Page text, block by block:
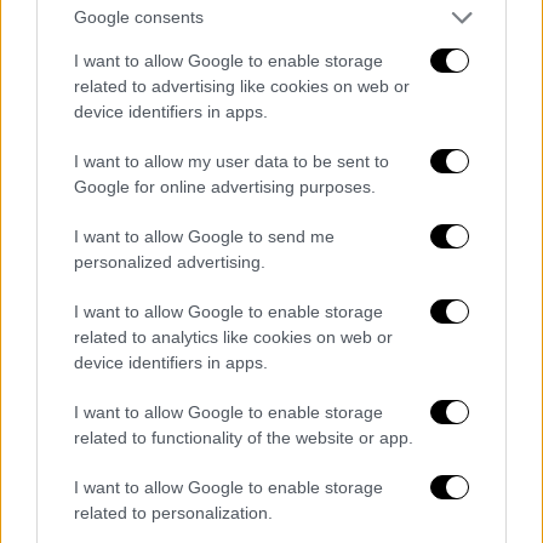
Google consents
I want to allow Google to enable storage
related to advertising like cookies on web or
device identifiers in apps.
I want to allow my user data to be sent to
Google for online advertising purposes.
I want to allow Google to send me
personalized advertising.
I want to allow Google to enable storage
related to analytics like cookies on web or
device identifiers in apps.
I want to allow Google to enable storage
related to functionality of the website or app.
I want to allow Google to enable storage
related to personalization.
συμμετοχή των αποφοίτων των ΠΣ ΕΛΠ
και ΕΠΟ σε προκηρύξεις του Α.Σ.Ε.Π..
Ο Πρόεδρος της Διοικούσας Επιτροπής
του Ε.Α.Π. με το υπ. αριθ. Πρωτ.
225/07.03.2008 έγγραφο προς το ΥΠΕΠΘ
ζήτησε την εξέταση του αιτήματος για
αποφοίτων των ΠΣ ΕΛΠ και ΕΠΟ στα
Σχολεία Δεύτερης Ευκαιρίας.
Το Ε.Α.Π. με το υπ. αριθ. Πρωτ.
41/16.01.2009 έγγραφο του Προέδρου του,
Θρησκευμάτων, ζήτησε την ένταξη των
αποφοίτων του Π.Σ. «Σπουδές στον
Ευρωπαϊκό Πολιτισμό» στον κλάδο
εκπαιδευτικών ΠΕ33 «Μεθοδολογίας